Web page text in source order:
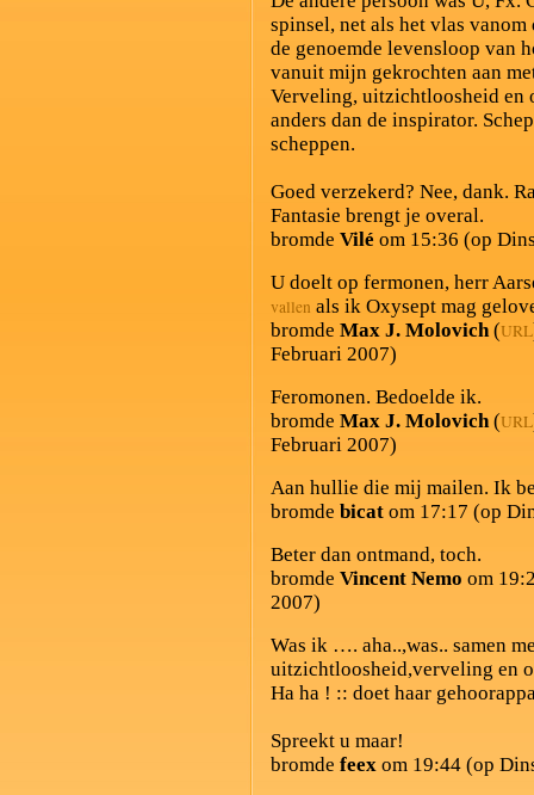
spinsel, net als het vlas
de genoemde levensloop van
vanuit mijn gekrochten aan
Verveling, uitzichtloosheid en
anders dan de inspirator.
scheppen.
Goed verzekerd? Nee, dank.
Fantasie brengt je overal.
bromde Vilé om 15:36 (op
U doelt op fermonen, herr
vallen als ik Oxysept mag
bromde Max J. Molovich(URL
Februari 2007)
Feromonen. Bedoelde ik.
bromde Max J. Molovich(URL
Februari 2007)
Aan hullie die mij mailen. Ik
bromde bicat om 17:17 (op
Beter dan ontmand, toch.
bromde Vincent Nemo om
2007)
Was ik …. aha..,was.. samen
uitzichtloosheid,verveling en
Ha ha ! :: doet haar
Spreekt u maar!
bromde feex om 19:44 (op